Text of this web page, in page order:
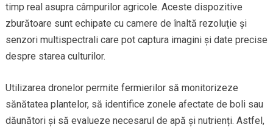
timp real asupra câmpurilor agricole. Aceste dispozitive
zburătoare sunt echipate cu camere de înaltă rezoluție și
senzori multispectrali care pot captura imagini și date precise
despre starea culturilor.
Utilizarea dronelor permite fermierilor să monitorizeze
sănătatea plantelor, să identifice zonele afectate de boli sau
dăunători și să evalueze necesarul de apă și nutrienți. Astfel,